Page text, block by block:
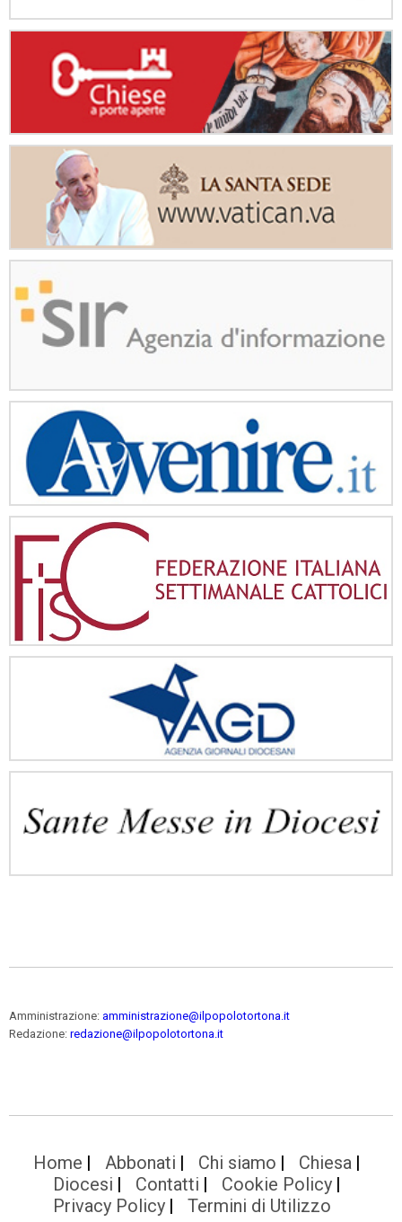
Amministrazione: amministrazione@ilpopolotortona.it
Redazione: redazione@ilpopolotortona.it
Home Abbonati Chi siamo
Chiesa
Diocesi
Contatti
Cookie Policy
Privacy Policy
Termini di Utilizzo